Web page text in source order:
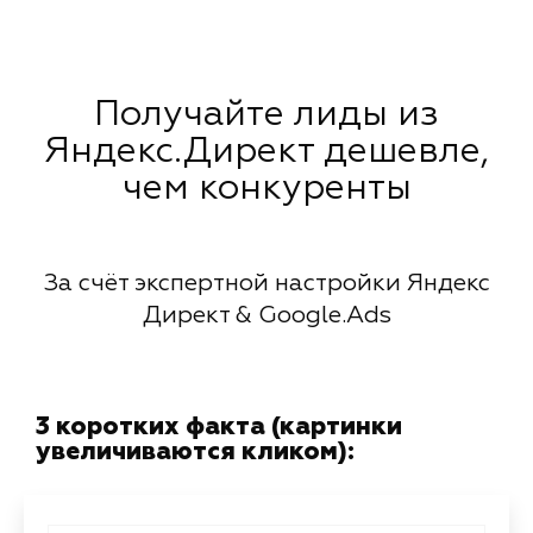
Получайте лиды из
Яндекс.Директ дешевле,
чем конкуренты
За счёт экспертной настройки Яндекс
Директ & Google.Ads
3 коротких факта (картинки
увеличиваются кликом):